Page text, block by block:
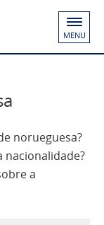
MENU
norueguesa?
nacionalidade?
a